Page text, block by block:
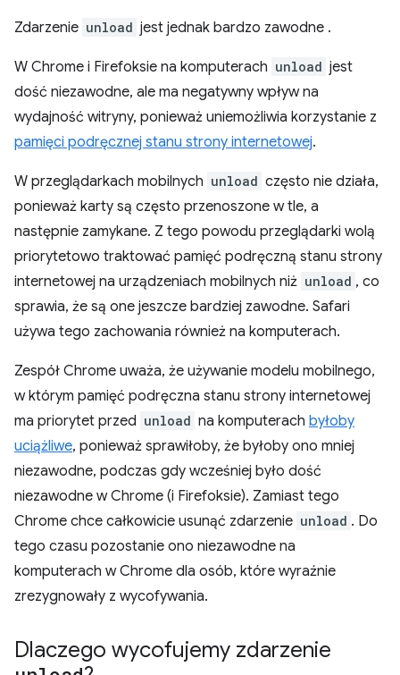
Zdarzenie unload jest jednak bardzo zawodne .
W Chrome i Firefoksie na komputerach unload jest
dość niezawodne, ale ma negatywny wpływ na
wydajność witryny, ponieważ uniemożliwia korzystanie z
pamięci podręcznej stanu strony internetowej.
W przeglądarkach mobilnych unload często nie działa,
ponieważ karty są często przenoszone w tle, a
następnie zamykane. Z tego powodu przeglądarki wolą
priorytetowo traktować pamięć podręczną stanu strony
internetowej na urządzeniach mobilnych niż unload , co
sprawia, że są one jeszcze bardziej zawodne. Safari
używa tego zachowania również na komputerach.
Zespół Chrome uważa, że używanie modelu mobilnego,
w którym pamięć podręczna stanu strony internetowej
ma priorytet przed unload na komputerach byłoby
uciążliwe, ponieważ sprawiłoby, że byłoby ono mniej
niezawodne, podczas gdy wcześniej było dość
niezawodne w Chrome (i Firefoksie). Zamiast tego
Chrome chce całkowicie usunąć zdarzenie unload . Do
tego czasu pozostanie ono niezawodne na
komputerach w Chrome dla osób, które wyraźnie
zrezygnowały z wycofywania.
Dlaczego wycofujemy zdarzenie